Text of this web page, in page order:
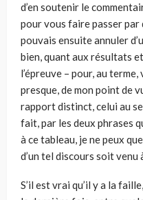
d’en soutenir le
pour vous faire passer par
pouvais ensuite annuler
bien, quant aux résultats
l’épreuve – pour, au
presque, de mon point de
rapport distinct, celui au
fait, par les deux phrases
à ce tableau, je ne peux
d’un tel dis­cours soit venu
S’il est vrai qu’il y a la